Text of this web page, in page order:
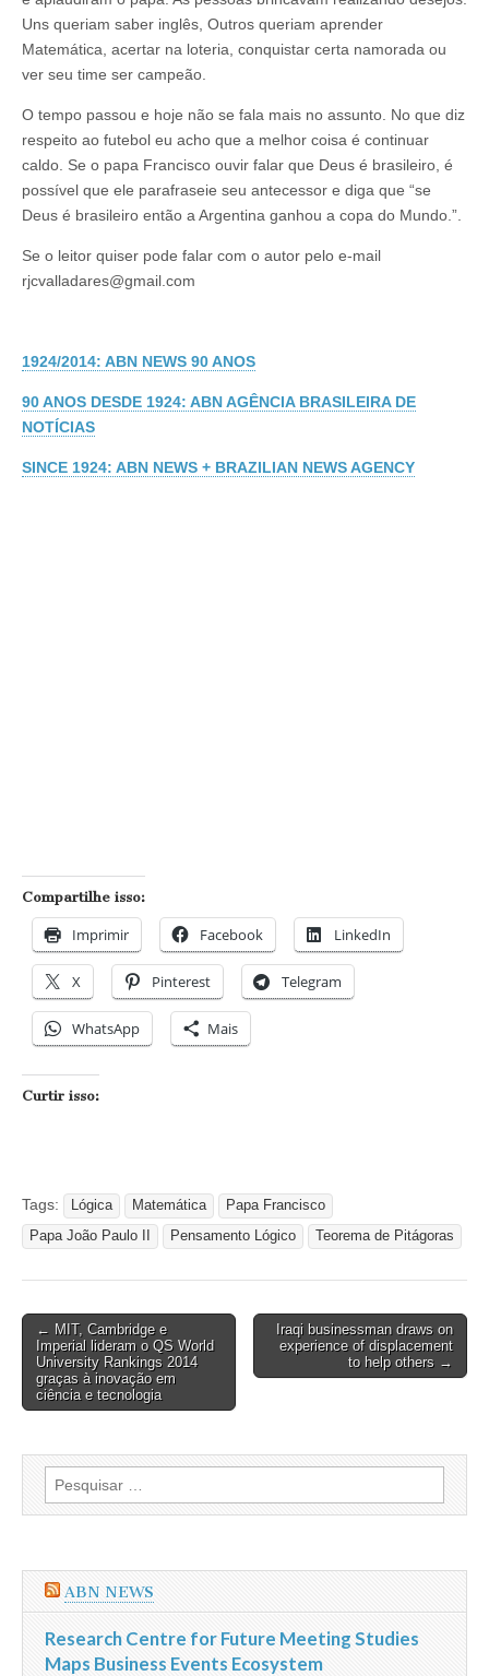
Uns queriam saber inglês, Outros queriam aprender
Matemática, acertar na loteria, conquistar certa namorada ou
ver seu time ser campeão.
O tempo passou e hoje não se fala mais no assunto. No que diz
respeito ao futebol eu acho que a melhor coisa é continuar
caldo. Se o papa Francisco ouvir falar que Deus é brasileiro, é
possível que ele parafraseie seu antecessor e diga que “se
Deus é brasileiro então a Argentina ganhou a copa do Mundo.”.
Se o leitor quiser pode falar com o autor pelo e-mail
rjcvalladares@gmail.com
1924/2014: ABN NEWS 90 ANOS
90 ANOS DESDE 1924: ABN AGÊNCIA BRASILEIRA DE
NOTÍCIAS
SINCE 1924: ABN NEWS + BRAZILIAN NEWS AGENCY
Compartilhe isso:
Imprimir Facebook LinkedIn
X Pinterest Telegram
WhatsApp Mais
Curtir isso:
Tags: Lógica Matemática
Papa Francisco
Papa João Paulo II
Pensamento Lógico Teorema de Pitágoras
Post
navigation
← MIT, Cambridge e
Imperial lideram o QS World
University Rankings 2014
graças à inovação em
ciência e tecnologia
Iraqi businessman draws on
experience of displacement
to help others →
Pesquisar
por:
ABN NEWS
Research Centre for Future Meeting Studies
Maps Business Events Ecosystem